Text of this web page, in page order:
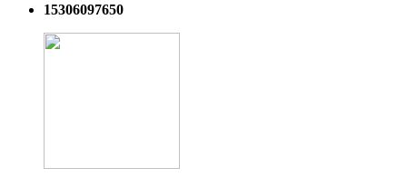
15306097650